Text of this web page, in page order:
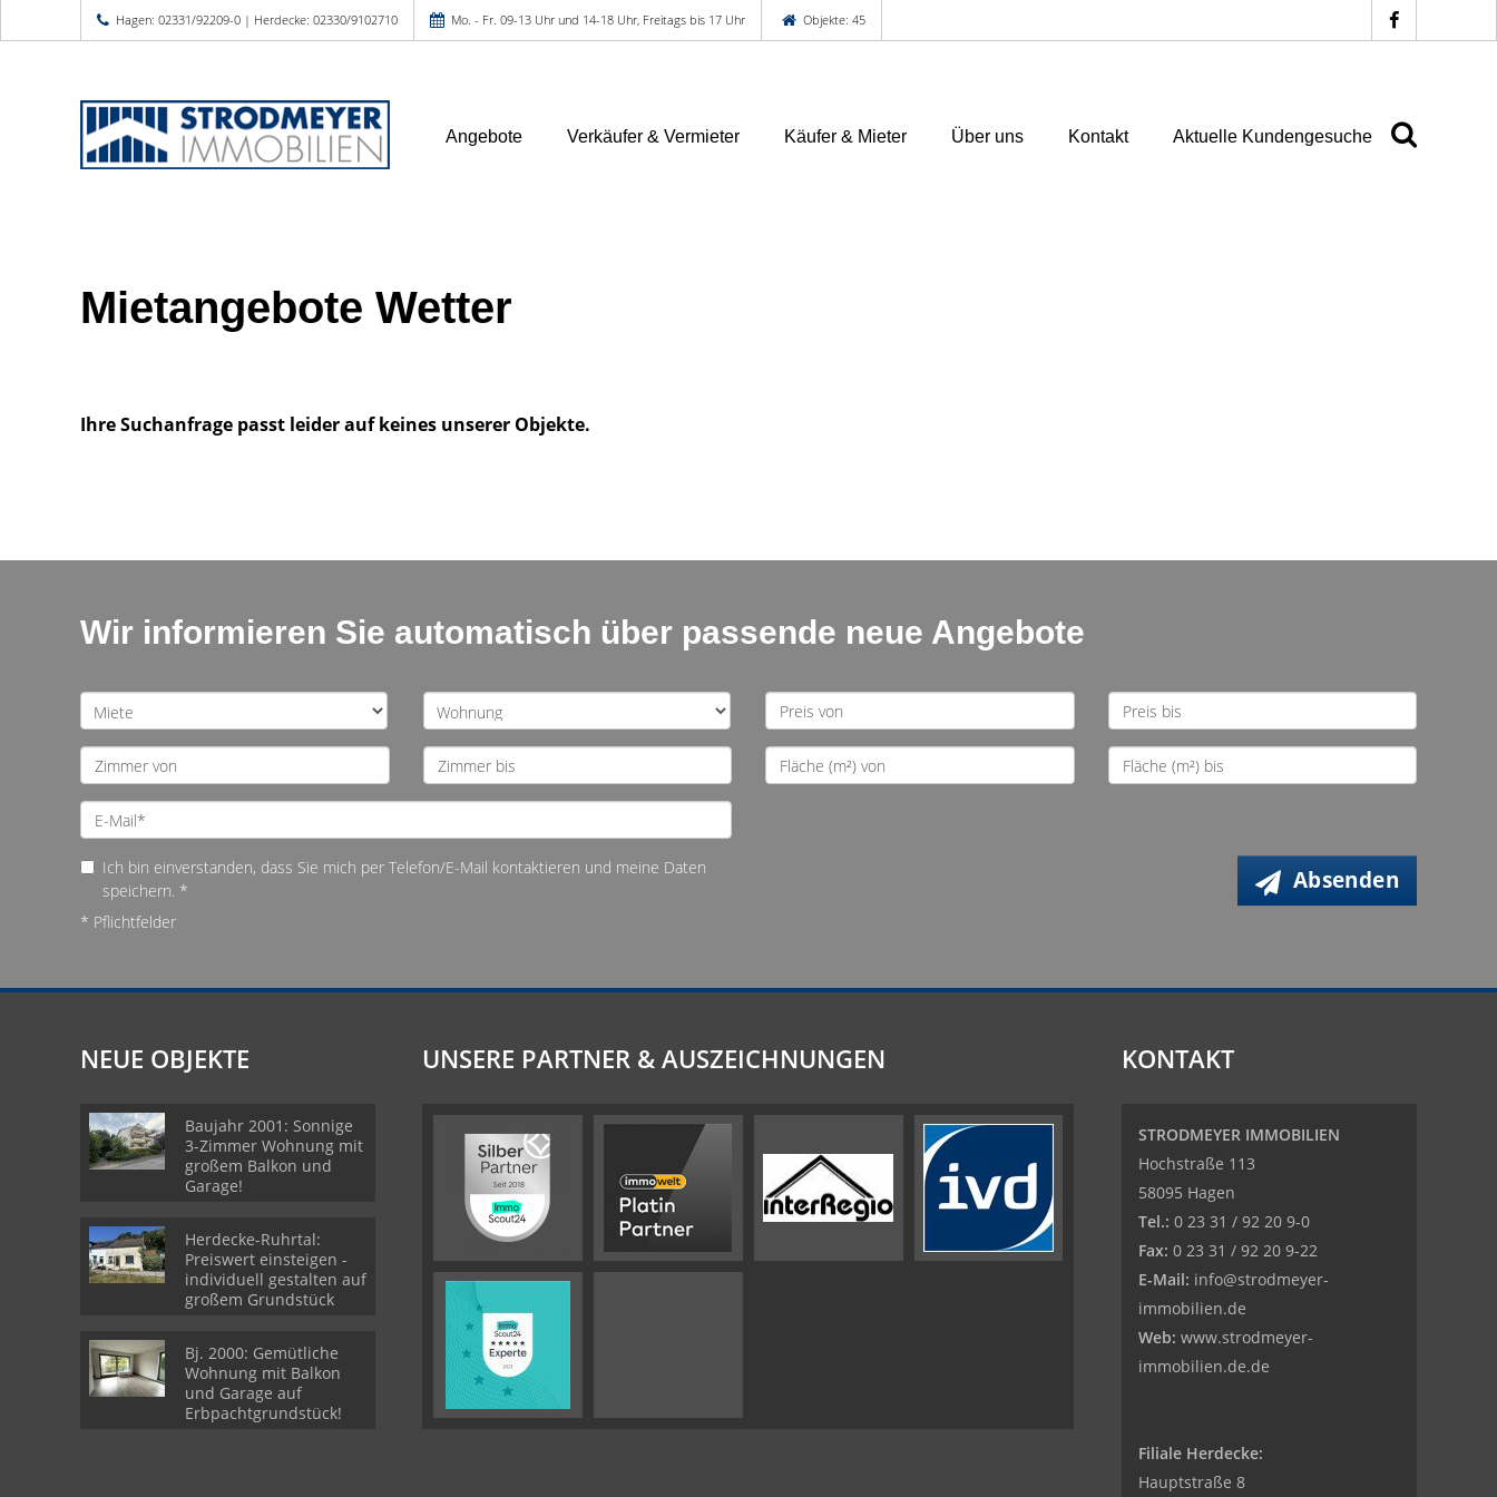
Hagen: 02331/92209-0 | Herdecke: 02330/9102710 Mo. - Fr. 09-13 Uhr und 14-18 Uhr, Freitags bis 17 Uhr Objekte: 45
Angebote Verkäufer & Vermieter Käufer & Mieter Über uns Kontakt Aktuelle Kundengesuche
Mietangebote Wetter
Ihre Suchanfrage passt leider auf keines unserer Objekte.
Wir informieren Sie automatisch über passende neue Angebote
Ich bin einverstanden, dass Sie mich per Telefon/E-Mail kontaktieren und meine Daten
speichern. *
* Pflichtfelder
Absenden
NEUE OBJEKTE
Baujahr 2001: Sonnige
3-Zimmer Wohnung mit
großem Balkon und
Garage!
Herdecke-Ruhrtal:
Preiswert einsteigen -
individuell gestalten auf
großem Grundstück
Bj. 2000: Gemütliche
Wohnung mit Balkon
und Garage auf
Erbpachtgrundstück!
UNSERE PARTNER & AUSZEICHNUNGEN KONTAKT
STRODMEYER IMMOBILIEN
Hochstraße 113
58095 Hagen
Tel.: 0 23 31 / 92 20 9-0
Fax: 0 23 31 / 92 20 9-22
E-Mail: info@strodmeyer-
immobilien.de
Web: www.strodmeyer-
immobilien.de.de
Filiale Herdecke:
Hauptstraße 8